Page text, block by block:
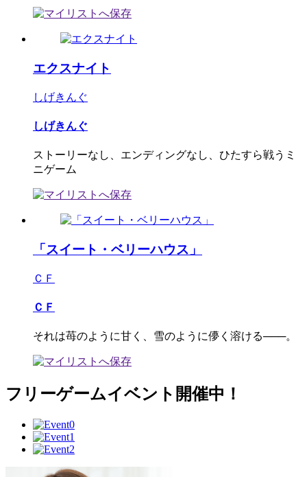
エクスナイト
しげきんぐ
しげきんぐ
ストーリーなし、エンディングなし、ひたすら戦うミ
ニゲーム
「スイート・ベリーハウス」
ＣＦ
ＣＦ
それは苺のように甘く、雪のように儚く溶ける───。
フリーゲームイベント開催中！